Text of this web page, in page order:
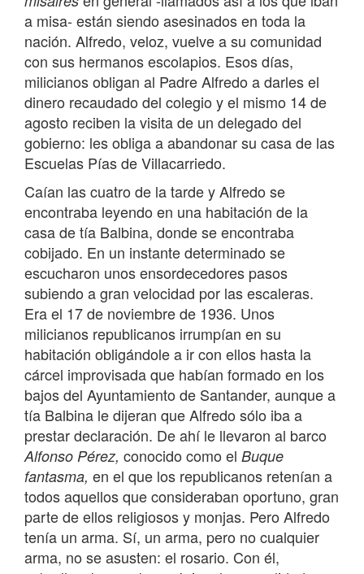
a misa- están siendo asesinados en toda la
nación. Alfredo, veloz, vuelve a su comunidad
con sus hermanos escolapios. Esos días,
milicianos obligan al Padre Alfredo a darles el
dinero recaudado del colegio y el mismo 14 de
agosto reciben la visita de un delegado del
gobierno: les obliga a abandonar su casa de las
Escuelas Pías de Villacarriedo.
Caían las cuatro de la tarde y Alfredo se
encontraba leyendo en una habitación de la
casa de tía Balbina, donde se encontraba
cobijado. En un instante determinado se
escucharon unos ensordecedores pasos
subiendo a gran velocidad por las escaleras.
Era el 17 de noviembre de 1936. Unos
milicianos republicanos irrumpían en su
habitación obligándole a ir con ellos hasta la
cárcel improvisada que habían formado en los
bajos del Ayuntamiento de Santander, aunque a
tía Balbina le dijeran que Alfredo sólo iba a
prestar declaración. De ahí le llevaron al barco
Alfonso Pérez, conocido como el Buque
fantasma, en el que los republicanos retenían a
todos aquellos que consideraban oportuno, gran
parte de ellos religiosos y monjas. Pero Alfredo
tenía un arma. Sí, un arma, pero no cualquier
arma, no se asusten: el rosario. Con él,